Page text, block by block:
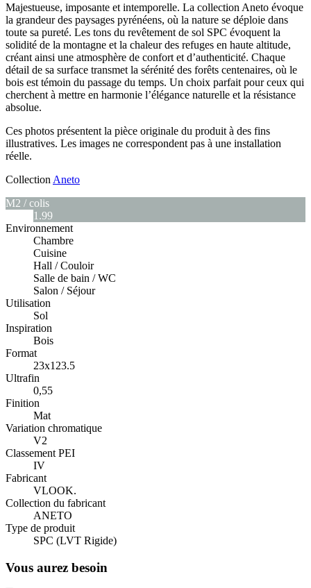
Majestueuse, imposante et intemporelle. La collection Aneto évoque
la grandeur des paysages pyrénéens, où la nature se déploie dans
toute sa pureté. Les tons du revêtement de sol SPC évoquent la
solidité de la montagne et la chaleur des refuges en haute altitude,
créant ainsi une atmosphère de confort et d’authenticité. Chaque
détail de sa surface transmet la sérénité des forêts centenaires, où le
bois est témoin du passage du temps. Un choix parfait pour ceux qui
cherchent à mettre en harmonie l’élégance naturelle et la résistance
absolue.
Ces photos présentent la pièce originale du produit à des fins
illustratives. Les images ne correspondent pas à une installation
réelle.
Collection Aneto
M2 / colis
1.99
Environnement
Chambre
Cuisine
Hall / Couloir
Salle de bain / WC
Salon / Séjour
Utilisation
Sol
Inspiration
Bois
Format
23x123.5
Ultrafin
0,55
Finition
Mat
Variation chromatique
V2
Classement PEI
IV
Fabricant
VLOOK.
Collection du fabricant
ANETO
Type de produit
SPC (LVT Rigide)
Vous aurez besoin